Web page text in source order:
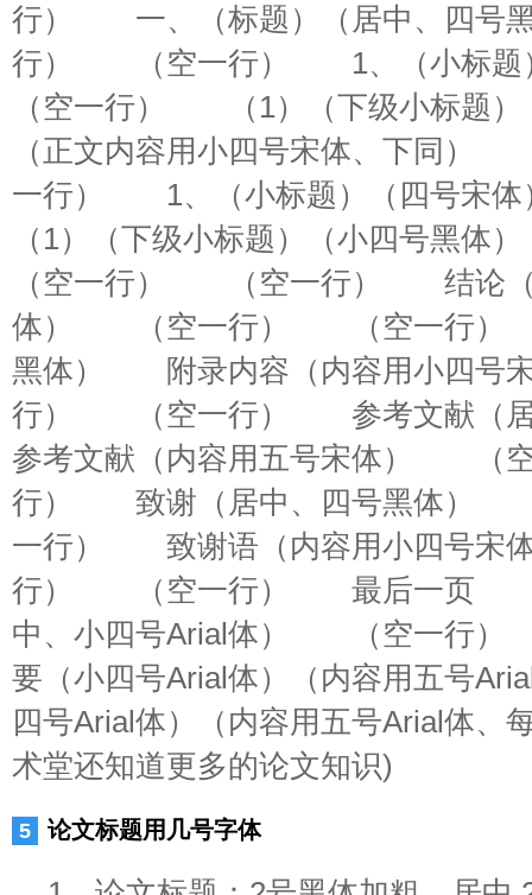
行） 一、（标题）（居中、四
行） （空一行） 1、（小标
（空一行） （1）（下级小标题
（正文内容用小四号宋体、下同
一行） 1、（小标题）（四号
（1）（下级小标题）（小
（空一行） （空一行） 结论（
体） （空一行） （空一行）
黑体） 附录内容（内容用小四
行） （空一行） 参考文献（
参考文献（内容用五号宋体）
行） 致谢（居中、四号黑体
一行） 致谢语（内容用小四号
行） （空一行） 最后一页 （
中、小四号Arial体） （空一
要（小四号Arial体）（内容用五号
四号Arial体）（内容用五号Arial体、
术堂还知道更多的论文知识)
论文标题用几号字体